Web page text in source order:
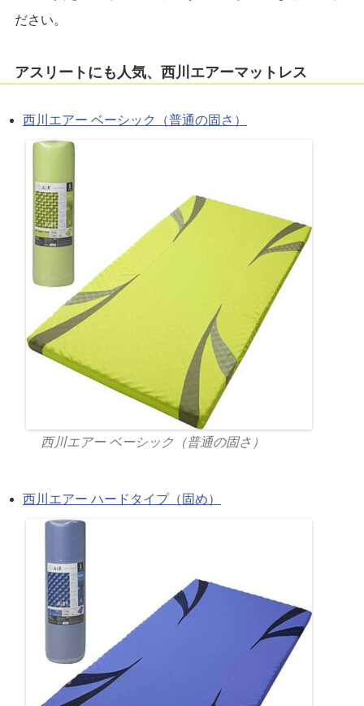
ださい。
アスリートにも人気、西川エアーマットレス
西川エアー ベーシック（普通の固さ）
西川エアー ベーシック（普通の固さ）
西川エアー ハードタイプ（固め）